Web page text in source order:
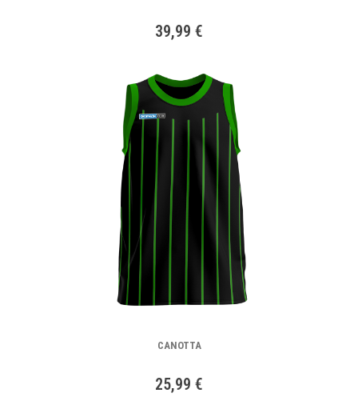
39,99 €
CANOTTA
25,99 €